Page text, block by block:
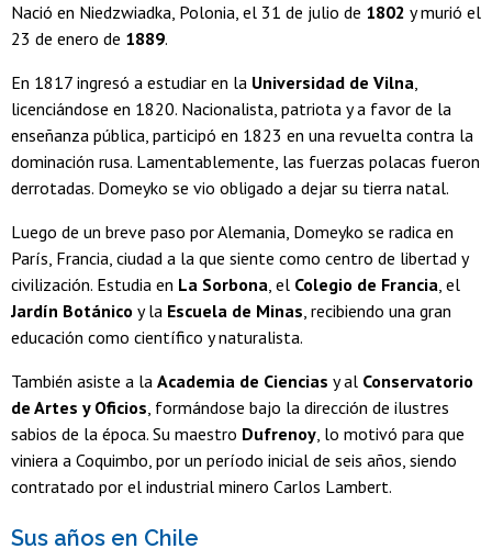
Nació en Niedzwiadka, Polonia, el 31 de julio de 1802 y murió el
23 de enero de 1889.
En 1817 ingresó a estudiar en la Universidad de Vilna,
licenciándose en 1820. Nacionalista, patriota y a favor de la
enseñanza pública, participó en 1823 en una revuelta contra la
dominación rusa. Lamentablemente, las fuerzas polacas fueron
derrotadas. Domeyko se vio obligado a dejar su tierra natal.
Luego de un breve paso por Alemania, Domeyko se radica en
París, Francia, ciudad a la que siente como centro de libertad y
civilización. Estudia en La Sorbona, el Colegio de Francia, el
Jardín Botánico y la Escuela de Minas, recibiendo una gran
educación como científico y naturalista.
También asiste a la Academia de Ciencias y al Conservatorio
de Artes y Oficios, formándose bajo la dirección de ilustres
sabios de la época. Su maestro Dufrenoy, lo motivó para que
viniera a Coquimbo, por un período inicial de seis años, siendo
contratado por el industrial minero Carlos Lambert.
Sus años en Chile